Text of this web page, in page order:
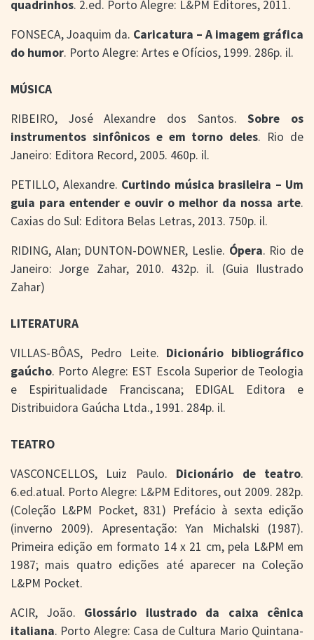
quadrinhos. 2.ed. Porto Alegre: L&PM Editores, 2011.
FONSECA, Joaquim da. Caricatura – A imagem gráfica
do humor. Porto Alegre: Artes e Ofícios, 1999. 286p. il.
MÚSICA
RIBEIRO, José Alexandre dos Santos.Sobre os
instrumentos sinfônicos e em torno deles. Rio de
Janeiro: Editora Record, 2005. 460p. il.
PETILLO, Alexandre. Curtindo música brasileira – Um
guia para entender e ouvir o melhor da nossa arte.
Caxias do Sul: Editora Belas Letras, 2013. 750p. il.
RIDING, Alan; DUNTON-DOWNER, Leslie. Ópera. Rio de
Janeiro: Jorge Zahar, 2010. 432p. il. (Guia Ilustrado
Zahar)
LITERATURA
VILLAS-BÔAS, Pedro Leite. Dicionário bibliográfico
gaúcho. Porto Alegre: EST Escola Superior de Teologia
e Espiritualidade Franciscana; EDIGAL Editora e
Distribuidora Gaúcha Ltda., 1991. 284p. il.
TEATRO
VASCONCELLOS, Luiz Paulo. Dicionário de teatro.
6.ed.atual. Porto Alegre: L&PM Editores, out 2009. 282p.
(Coleção L&PM Pocket, 831) Prefácio à sexta edição
(inverno 2009). Apresentação: Yan Michalski (1987).
Primeira edição em formato 14 x 21 cm, pela L&PM em
1987; mais quatro edições até aparecer na Coleção
L&PM Pocket.
ACIR, João. Glossário ilustrado da caixa cênica
italiana. Porto Alegre: Casa de Cultura Mario Quintana-